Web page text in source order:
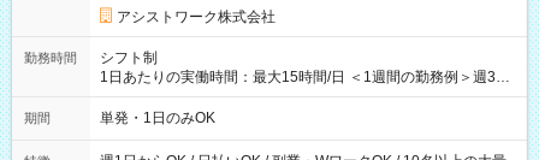
アシストワーク株式会社
勤務時間
シフト制
1日あたりの実働時間：最大15時間/日 ＜1週間の勤務例＞週3回
勤務 勤務：月・水・金 休み：火・木・土・日 好きな時にお仕事
可能です！ ※1日あたりの最大実働時間は日勤、夜勤共に勤務し
期間 単発・1日のみOK